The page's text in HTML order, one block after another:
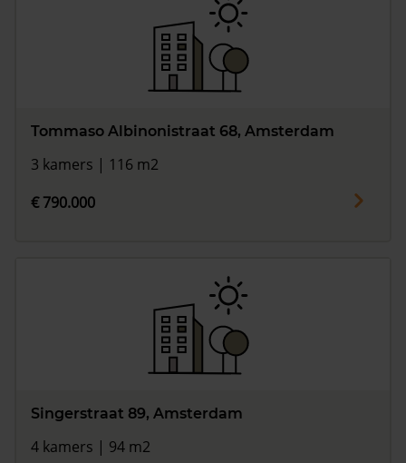
Tommaso Albinonistraat 68, Amsterdam
3 kamers | 116 m2
€ 790.000
Singerstraat 89, Amsterdam
4 kamers | 94 m2